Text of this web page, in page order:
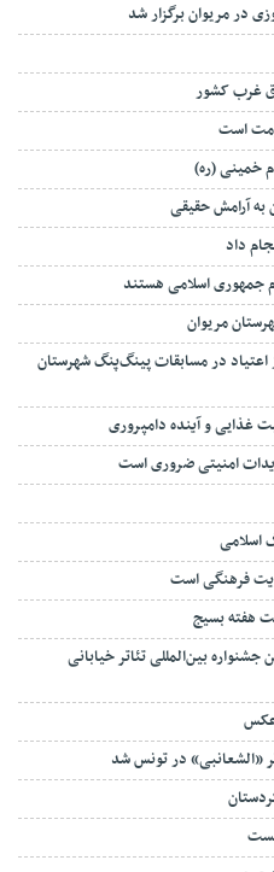
در مریوان برگزار شد
غرب کشور
است
به آرامش حقیقی
جمهوری اسلامی هستند
اعتیاد در مسابقات پینگ‌پنگ شهرستان
غذایی و آینده دامپروری
امنیتی ضروری است
اسلامی
فرهنگی است
هفته بسیج
بین‌المللی تئاتر خیابانی
عکس
«الشعانبی» در تونس شد